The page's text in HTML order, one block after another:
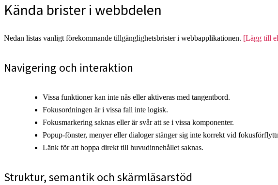
Kända brister i webbdelen
Nedan listas vanligt förekommande tillgänglighetsbrister i webbapplikationen. [Lägg till
Navigering och interaktion
Vissa funktioner kan inte nås eller aktiveras med tangentbord.
Fokusordningen är i vissa fall inte logisk.
Fokusmarkering saknas eller är svår att se i vissa komponenter.
Popup-fönster, menyer eller dialoger stänger sig inte korrekt vid
Länk för att hoppa direkt till huvudinnehållet saknas.
Struktur, semantik och skärmläsarstöd